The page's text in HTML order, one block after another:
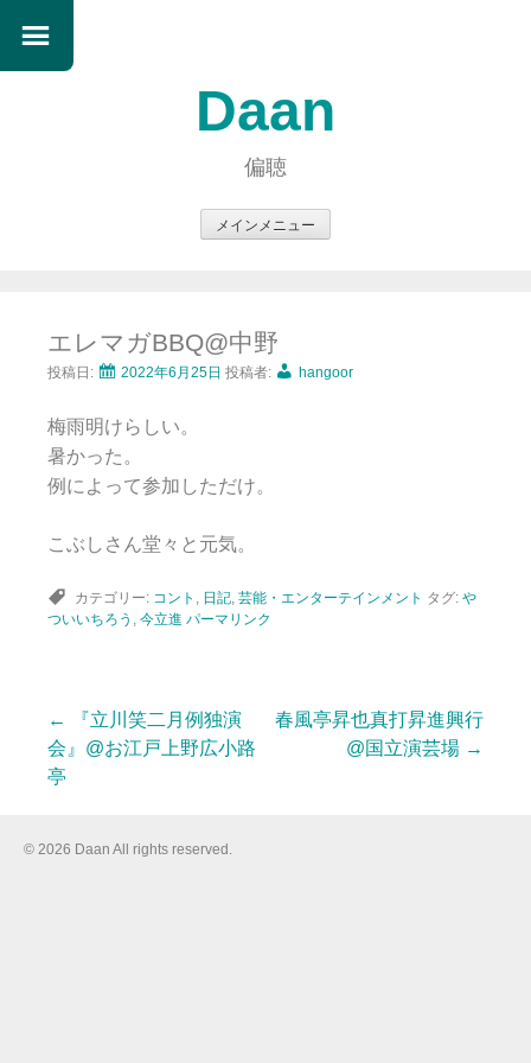
Daan
偏聴
メインメニュー
ン
ツ
ス
キ
ッ
エレマガBBQ@中野
投稿日: 2022年6月25日 投稿者: hangoor
梅雨明けらしい。
暑かった。
例によって参加しただけ。
こぶしさん堂々と元気。
カテゴリー: コント , 日記, 芸能・エンターテインメント タグ: や
ついいちろう , 今立進 パーマリンク
投
稿
←
『立川笑二月例独演
会』@お江戸上野広小路
亭
春風亭昇也真打昇進興行
@国立演芸場 →
© 2026 Daan All rights reserved.